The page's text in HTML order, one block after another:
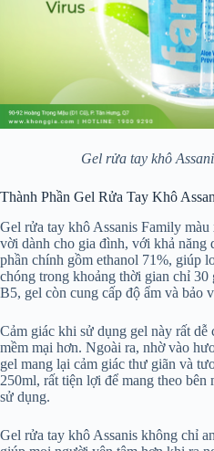
Gel rửa tay khô
Thành Phần Gel Rửa Tay Khô
Gel rửa tay khô Assanis Family
vời dành cho gia đình, với khả năng
phần chính gồm ethanol 71%, giúp
chóng trong khoảng thời gian chỉ
B5, gel còn cung cấp độ ẩm và bảo
Cảm giác khi sử dụng gel này rất dễ
mềm mại hơn. Ngoài ra, nhờ vào
gel mang lại cảm giác thư giãn và
250ml, rất tiện lợi để mang theo
sử dụng.
Gel rửa tay khô Assanis không chỉ